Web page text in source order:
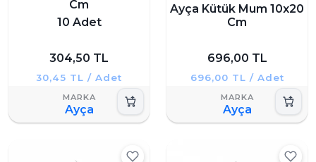
Cm
10 Adet
304,50 TL
30,45 TL / Adet
Ayça
Ayça Kütük Mum 10x20
Cm
696,00 TL
696,00 TL / Adet
Ayça